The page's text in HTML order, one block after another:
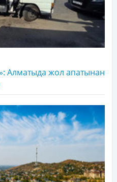
Алматыда жол апатынан